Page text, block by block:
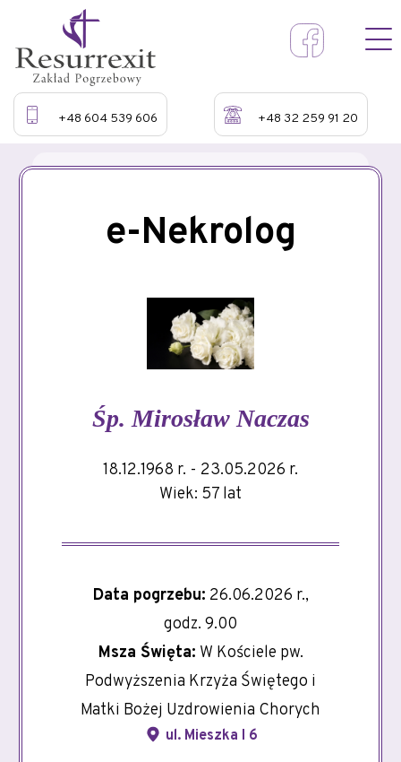
+48 604 539 606 +48 32 259 91 20
e-Nekrolog
Śp. Mirosław Naczas
18.12.1968 r. - 23.05.2026 r.
Wiek: 57 lat
Data pogrzebu: 26.06.2026 r.,
godz. 9.00
Msza Święta: W Kościele pw.
Podwyższenia Krzyża Świętego i
Matki Bożej Uzdrowienia Chorych
ul. Mieszka I 6